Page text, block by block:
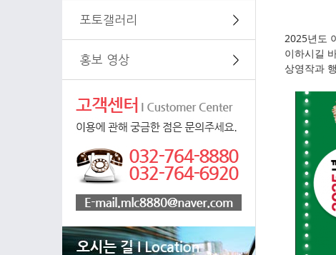
포토갤러리 ＞
홍보 영상 ＞
2025년도
이하시길
상영작과